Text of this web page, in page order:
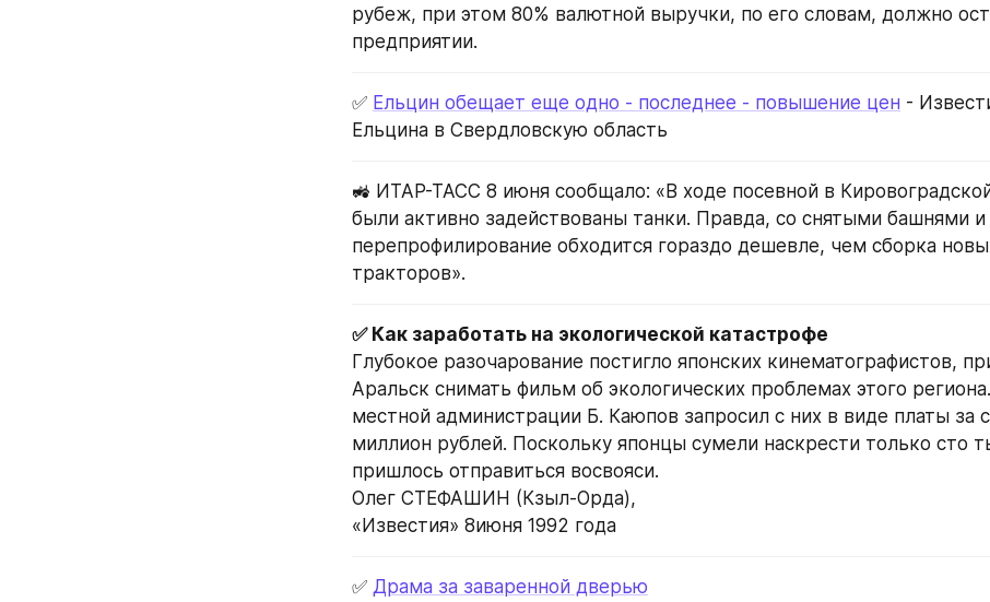
рубеж, при этом 80% валютной выручки, по его словам, должно
предприятии.
✅ Ельцин обещает еще одно - последнее - повышение цен -
Ельцина в Свердловскую область
🚜 ИТАР-ТАСС 8 июня сообщало: «В ходе посевной в
были активно задействованы танки. Правда, со снятыми башнями
перепрофилирование обходится гораздо дешевле, чем сборка
тракторов».
Глубокое разочарование постигло японских кинематографистов,
Аральск снимать фильм об экологических проблемах этого
местной администрации Б. Каюпов запросил с них в виде платы за
миллион рублей. Поскольку японцы сумели наскрести только сто
пришлось отправиться восвояси.
Олег СТЕФАШИН (Кзыл-Орда),
«Известия» 8июня 1992 года
✅ Драма за заваренной дверью